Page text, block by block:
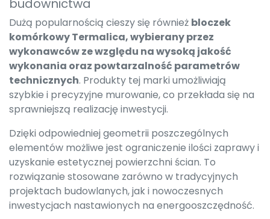
budownictwa
Dużą popularnością cieszy się również bloczek
komórkowy Termalica, wybierany przez
wykonawców ze względu na wysoką jakość
wykonania oraz powtarzalność parametrów
technicznych. Produkty tej marki umożliwiają
szybkie i precyzyjne murowanie, co przekłada się na
sprawniejszą realizację inwestycji.
Dzięki odpowiedniej geometrii poszczególnych
elementów możliwe jest ograniczenie ilości zaprawy i
uzyskanie estetycznej powierzchni ścian. To
rozwiązanie stosowane zarówno w tradycyjnych
projektach budowlanych, jak i nowoczesnych
inwestycjach nastawionych na energooszczędność.